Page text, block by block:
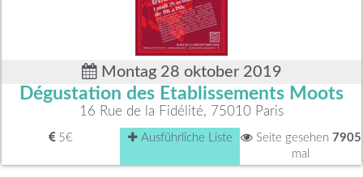
Montag 28 oktober 2019
Dégustation des Etablissements Moots
16 Rue de la Fidélité, 75010 Paris
5€ Ausführliche Liste Seite gesehen 7905
mal